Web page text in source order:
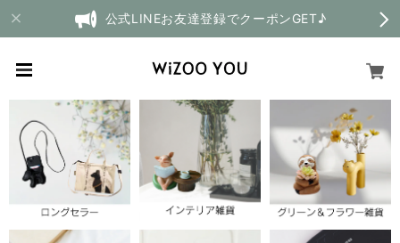
公式LINEお友達登録でクーポンGET♪